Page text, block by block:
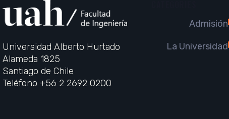
Universidad Alberto Hurtado
Alameda 1825
Santiago de Chile
Teléfono +56 2 2692 0200
Admisión
La Universidad